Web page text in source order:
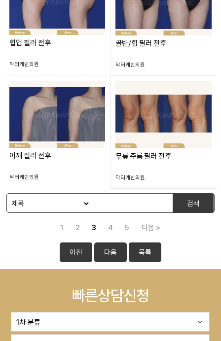
힙업 필러 전후
닥터케빈의원
골반/힙 필러 전후
닥터케빈의원
어깨 필러 전후
닥터케빈의원
무릎 주름 필러 전후
닥터케빈의원
검색
1 2 3 4 5 다음 >
이전 다음 목록
빠른상담신청